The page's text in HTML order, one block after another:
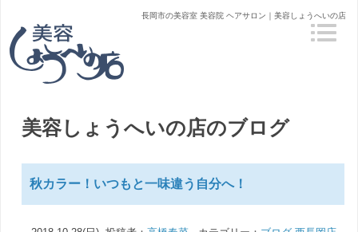
長岡市の美容室 美容院 ヘアサロン｜美容しょうへいの店
美容しょうへいの店のブログ
秋カラー！いつもと一味違う自分へ！